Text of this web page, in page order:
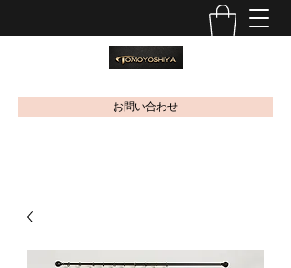
お問い合わせ